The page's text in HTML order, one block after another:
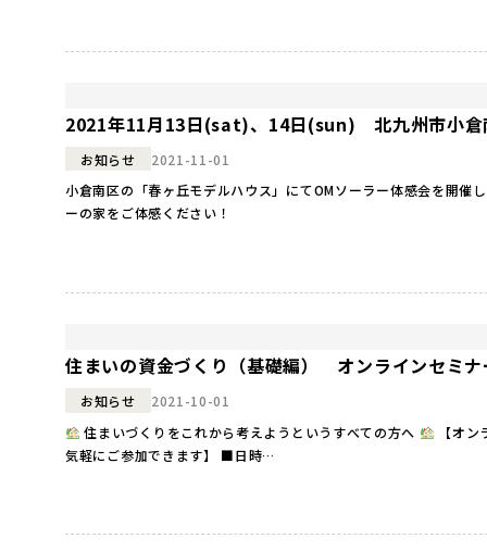
2021年11月13日(sat)、14日(sun) 北九州市小倉
お知らせ
2021-11-01
小倉南区の「春ヶ丘モデルハウス」にてOMソーラー体感会を開催します！ お施主様の
ーの家をご体感ください！
住まいの資金づくり（基礎編） オンラインセミナ
お知らせ
2021-10-01
住まいづくりをこれから考えようというすべての方へ
【オ
気軽にご参加できます】 ■日時…